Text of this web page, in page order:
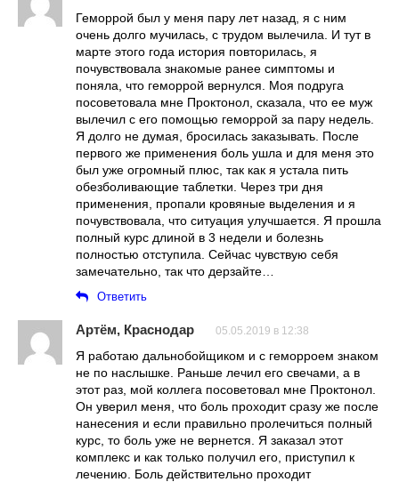
Геморрой был у меня пару лет назад, я с ним
очень долго мучилась, с трудом вылечила. И тут в
марте этого года история повторилась, я
почувствовала знакомые ранее симптомы и
поняла, что геморрой вернулся. Моя подруга
посоветовала мне Проктонол, сказала, что ее муж
вылечил с его помощью геморрой за пару недель.
Я долго не думая, бросилась заказывать. После
первого же применения боль ушла и для меня это
был уже огромный плюс, так как я устала пить
обезболивающие таблетки. Через три дня
применения, пропали кровяные выделения и я
почувствовала, что ситуация улучшается. Я прошла
полный курс длиной в 3 недели и болезнь
полностью отступила. Сейчас чувствую себя
замечательно, так что дерзайте…
Ответить
Артём, Краснодар 05.05.2019 в 12:38
Я работаю дальнобойщиком и с геморроем знаком
не по наслышке. Раньше лечил его свечами, а в
этот раз, мой коллега посоветовал мне Проктонол.
Он уверил меня, что боль проходит сразу же после
нанесения и если правильно пролечиться полный
курс, то боль уже не вернется. Я заказал этот
комплекс и как только получил его, приступил к
лечению. Боль действительно проходит